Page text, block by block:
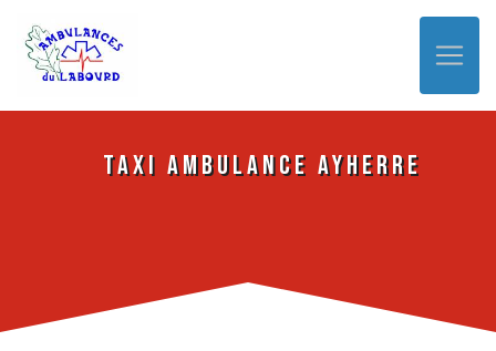
Taxi ambulance Ayherre